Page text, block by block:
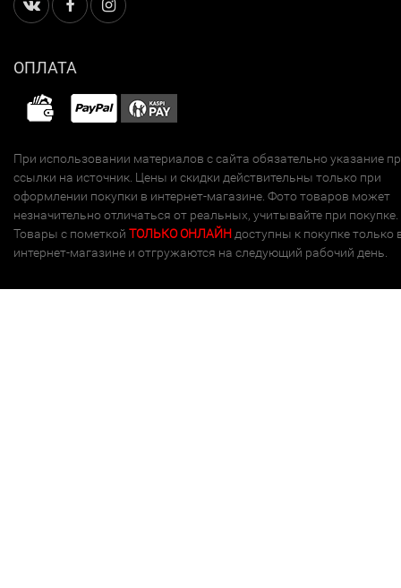
ОПЛАТА
При использовании материалов с сайта обязательно указание
ссылки на источник. Цены и скидки действительны только при
оформлении покупки в интернет-магазине. Фото товаров может
незначительно отличаться от реальных, учитывайте при покупке.
Товары с пометкой ТОЛЬКО ОНЛАЙН доступны к покупке только
интернет-магазине и отгружаются на следующий рабочий день.